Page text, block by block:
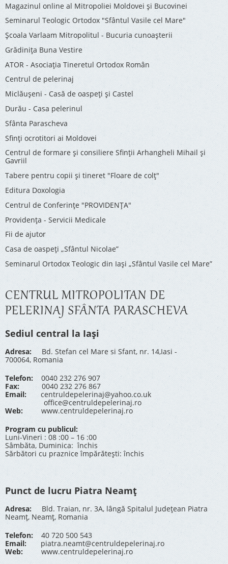
Magazinul online al Mitropoliei Moldovei și Bucovinei
Seminarul Teologic Ortodox "Sfântul Vasile cel Mare"
Şcoala Varlaam Mitropolitul - Bucuria cunoaşterii
Grădinița Buna Vestire
ATOR - Asociaţia Tineretul Ortodox Român
Centrul de pelerinaj
Miclăușeni - Casă de oaspeţi şi Castel
Durău - Casa pelerinul
Sfânta Parascheva
Sfinți ocrotitori ai Moldovei
Centrul de formare și consiliere Sfinții Arhangheli Mihail și
Gavriil
Tabere pentru copii şi tineret "Floare de colţ"
Editura Doxologia
Centrul de Conferinţe "PROVIDENŢA"
Providenţa - Servicii Medicale
Fii de ajutor
Casa de oaspeți „Sfântul Nicolae”
Seminarul Ortodox Teologic din Iași „Sfântul Vasile cel Mare”
CENTRUL MITROPOLITAN DE
PELERINAJ SFÂNTA PARASCHEVA
Sediul central la Iași
Adresa: Bd. Stefan cel Mare si Sfant, nr. 14,Iasi -
700064, Romania
Telefon: 0040 232 276 907
Fax: 0040 232 276 867
Email:
centruldepelerinaj@yahoo.co.uk
office@centruldepelerinaj.ro
Web:
www.centruldepelerinaj.ro
Program cu publicul:
Luni-Vineri : 08 :00 – 16 :00
Sâmbăta, Duminica: închis
Sărbători cu praznice împărătești: închis
Punct de lucru Piatra Neamț
Adresa: Bld. Traian, nr. 3A, lângă Spitalul Județean Piatra
Neamț, Neamț, Romania
Telefon:40 720 500 543
Email:
piatra.neamt@centruldepelerinaj.ro
Web:
www.centruldepelerinaj.ro